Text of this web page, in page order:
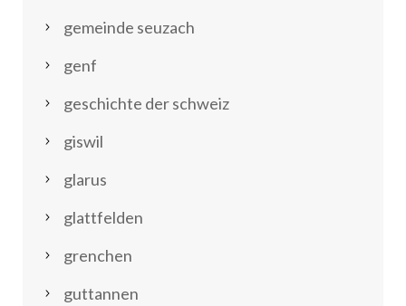
gemeinde seuzach
genf
geschichte der schweiz
giswil
glarus
glattfelden
grenchen
guttannen